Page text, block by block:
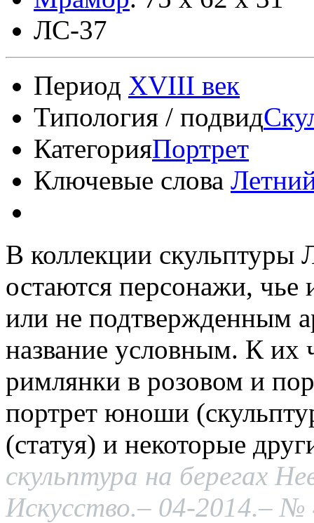
ЛС-37
Период XVIII век
Типология / подвид
КатегорияПортрет
Ключевые слова
В коллекции скульптуры
остаются персонажи, чье
или не подтвержденным
название условным. К их
римлянки в розовом и
портрет юноши
(статуя) и некоторые
скульптура на берегах
Искусство.– 04-2014.–